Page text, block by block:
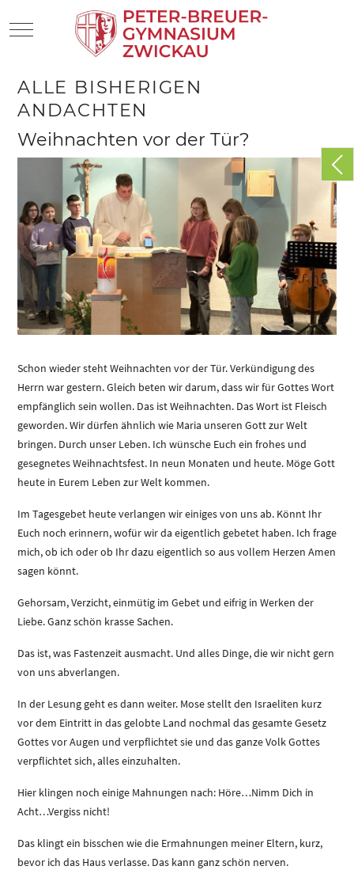
Mobile Menu Toggle
ALLE BISHERIGEN
ANDACHTEN
Weihnachten vor der Tür?
Schon wieder steht Weihnachten vor der Tür. Verkündigung des
Herrn war gestern. Gleich beten wir darum, dass wir für Gottes Wort
empfänglich sein wollen. Das ist Weihnachten. Das Wort ist Fleisch
geworden. Wir dürfen ähnlich wie Maria unseren Gott zur Welt
bringen. Durch unser Leben. Ich wünsche Euch ein frohes und
gesegnetes Weihnachtsfest. In neun Monaten und heute. Möge Gott
heute in Eurem Leben zur Welt kommen.
Im Tagesgebet heute verlangen wir einiges von uns ab. Könnt Ihr
Euch noch erinnern, wofür wir da eigentlich gebetet haben. Ich frage
mich, ob ich oder ob Ihr dazu eigentlich so aus vollem Herzen Amen
sagen könnt.
Gehorsam, Verzicht, einmütig im Gebet und eifrig in Werken der
Liebe. Ganz schön krasse Sachen.
Das ist, was Fastenzeit ausmacht. Und alles Dinge, die wir nicht gern
von uns abverlangen.
In der Lesung geht es dann weiter. Mose stellt den Israeliten kurz
vor dem Eintritt in das gelobte Land nochmal das gesamte Gesetz
Gottes vor Augen und verpflichtet sie und das ganze Volk Gottes
verpflichtet sich, alles einzuhalten.
Hier klingen noch einige Mahnungen nach: Höre…Nimm Dich in
Acht…Vergiss nicht!
Das klingt ein bisschen wie die Ermahnungen meiner Eltern, kurz,
bevor ich das Haus verlasse. Das kann ganz schön nerven.